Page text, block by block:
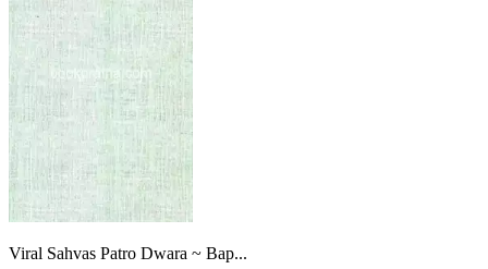
Viral Sahvas Patro Dwara ~ Bap...